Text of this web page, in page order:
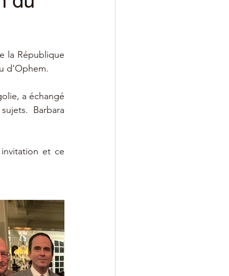
la République
d’Ophem.
a échangé
Barbara
et ce